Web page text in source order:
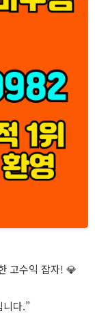
고수익 잡자! 💎
니다.”